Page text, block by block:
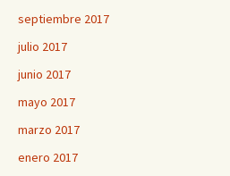
septiembre 2017
julio 2017
junio 2017
mayo 2017
marzo 2017
enero 2017